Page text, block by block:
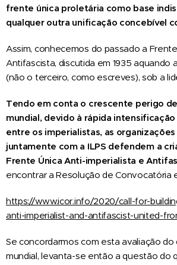
frente única proletária como base
qualquer outra unificação concebível
Assim, conhecemos do passado a
Antifascista, discutida em 1935 aquando
(não o terceiro, como escreves), sob a
Tendo em conta o crescente perigo
mundial, devido à rápida
entre os imperialistas, as organizações
juntamente com a ILPS defendem a
Frente Única Anti-imperialista e A
encontrar a Resolução de Convocatória
https://www.icor.info/2020/call-for-
anti-imperialist-and-antifascist-united-
Se concordarmos com esta avaliação
mundial, levanta-se então a questão do